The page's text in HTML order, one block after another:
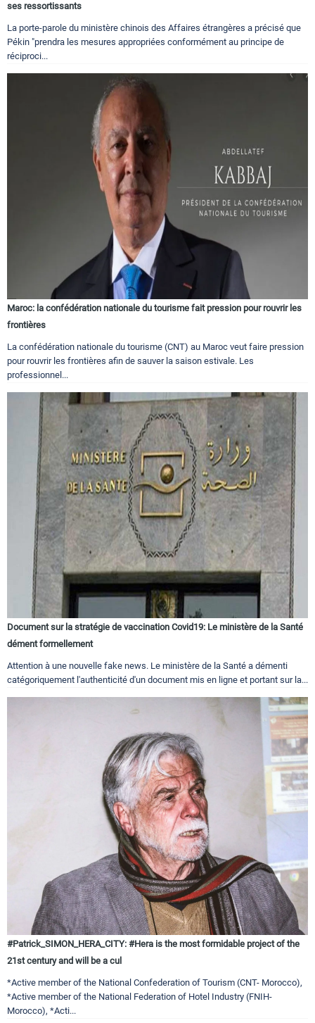
ses ressortissants
La porte-parole du ministère chinois des Affaires étrangères a précisé que
Pékin "prendra les mesures appropriées conformément au principe de
réciproci...
Maroc: la confédération nationale du tourisme fait pression pour rouvrir les
frontières
La confédération nationale du tourisme (CNT) au Maroc veut faire pression
pour rouvrir les frontières afin de sauver la saison estivale. Les
professionnel...
Document sur la stratégie de vaccination Covid19: Le ministère de la Santé
dément formellement
Attention à une nouvelle fake news. Le ministère de la Santé a démenti
catégoriquement l'authenticité d'un document mis en ligne et portant sur la...
#Patrick_SIMON_HERA_CITY: #Hera is the most formidable project of the
21st century and will be a cul
*Active member of the National Confederation of Tourism (CNT- Morocco),
*Active member of the National Federation of Hotel Industry (FNIH-
Morocco), *Acti...